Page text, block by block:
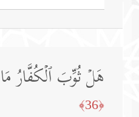
هَلۡ ثُوِّبَ ٱلۡكُفَّارُ
﴿36﴾